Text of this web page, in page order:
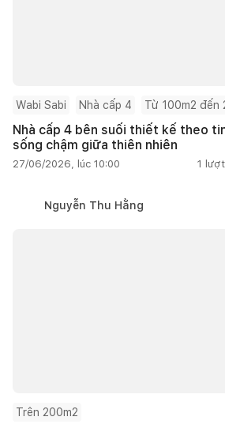
Wabi Sabi Nhà cấp 4 Từ 100m2 đến
Nhà cấp 4 bên suối thiết kế theo
sống chậm giữa thiên nhiên
27/06/2026, lúc 10:00 1
Nguyễn Thu Hằng
Trên 200m2